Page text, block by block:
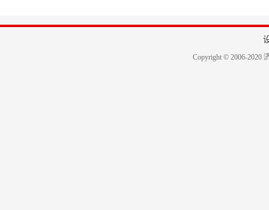
Copyright © 2006-2020